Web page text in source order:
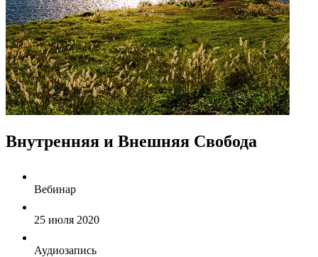
Внутренняя и Внешняя Свобода
Вебинар
25 июля 2020
Аудиозапись